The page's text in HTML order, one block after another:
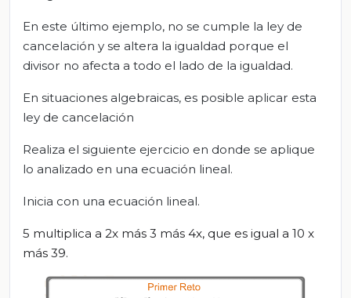
En este último ejemplo, no se cumple la ley de
cancelación y se altera la igualdad porque el
divisor no afecta a todo el lado de la igualdad.
En situaciones algebraicas, es posible aplicar esta
ley de cancelación
Realiza el siguiente ejercicio en donde se aplique
lo analizado en una ecuación lineal.
Inicia con una ecuación lineal.
5 multiplica a 2x más 3 más 4x, que es igual a 10 x
más 39.